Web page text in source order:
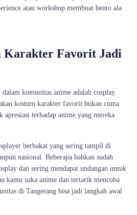
atau workshop membuat bento ala
Karakter Favorit Jadi
komunitas anime adalah cosplay.
kostum karakter favorit bukan cuma
apresiasi terhadap anime yang mereka
berbakat yang sering tampil di
nasional. Beberapa bahkan sudah
dan sering mendapat undangan untuk
kamu suka anime dan tertarik mencoba
di Tangerang bisa jadi langkah awal